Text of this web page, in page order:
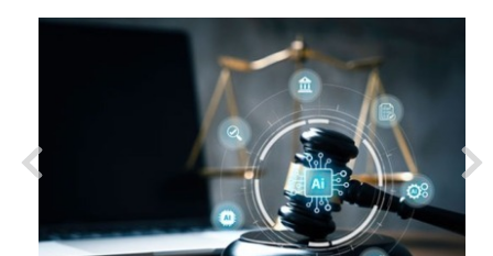
Previous Next